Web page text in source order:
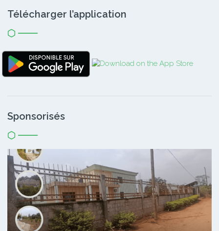
Télécharger l’application
Sponsorisés